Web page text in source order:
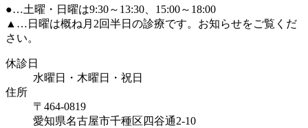
●…土曜・日曜は9:30～13:30、15:00～18:00
▲ …日曜は概ね月2回半日の診療です。お知らせをご覧くだ
さい。
休診日
水曜日・木曜日・祝日
住所
〒464-0819
愛知県名古屋市千種区四谷通2-10